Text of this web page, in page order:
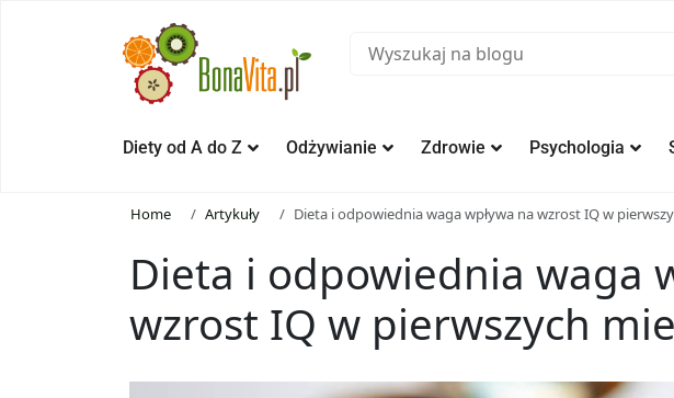
Diety od A do Z Odżywianie Zdrowie Psychologia
Home Artykuły Dieta i odpowiednia waga wpływa na wzrost IQ w
Dieta i odpowiednia waga
wzrost IQ w pierwszych